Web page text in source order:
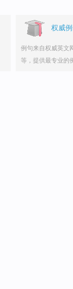
权威
例句来自权威英文
等，提供最专业的